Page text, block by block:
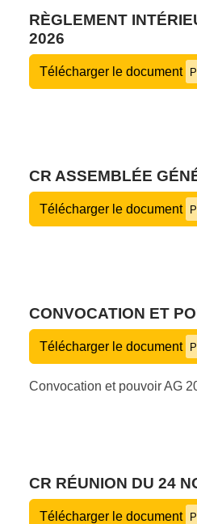
RÈGLEMENT
2026
Télécharger le document
CR ASSEMBLÉE
Télécharger le document
CONVOCATION ET
Télécharger le document
Convocation et pouvoir AG
CR RÉUNION DU 24
Télécharger le document